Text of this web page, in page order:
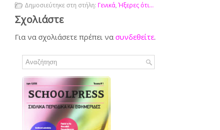
Δημοσιεύτηκε στη στήλη: Γενικά,Ήξερες ότι...
Σχολιάστε
Για να σχολιάσετε πρέπει να συνδεθείτε.